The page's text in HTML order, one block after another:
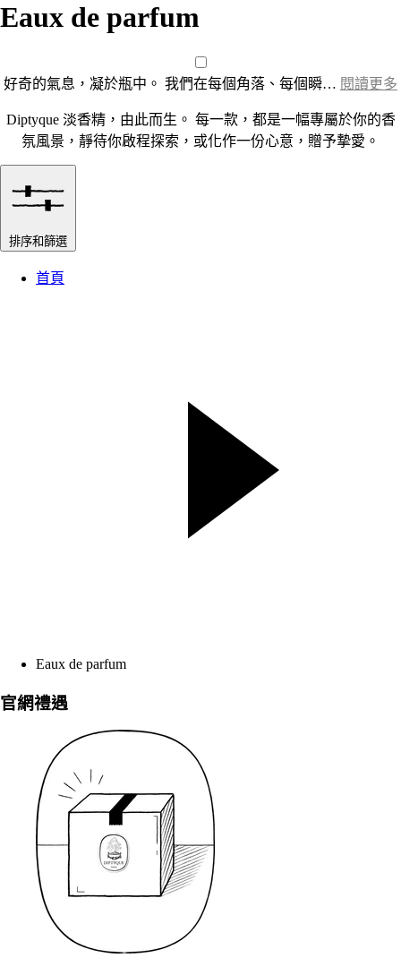
Eaux de parfum
好奇的氣息，凝於瓶中。 我們在每個角落、每個瞬… 閱讀更多
Diptyque 淡香精，由此而生。 每一款，都是一幅專屬於你的香
氛風景，靜待你啟程探索，或化作一份心意，贈予摯愛。
排序和篩選
首頁
Eaux de parfum
官網禮遇